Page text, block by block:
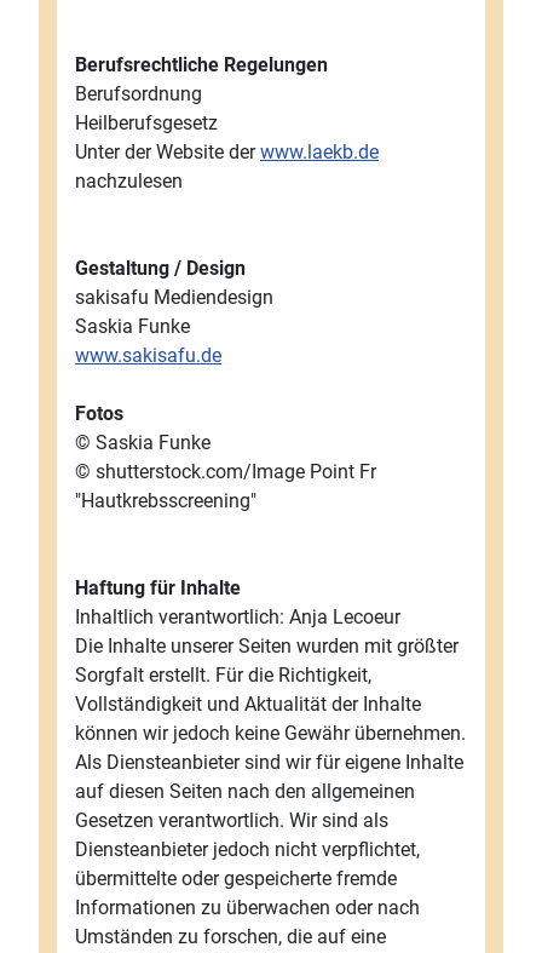
Berufsrechtliche Regelungen
Berufsordnung
Heilberufsgesetz
Unter der Website derwww.laekb.de
nachzulesen
Gestaltung / Design
sakisafu Mediendesign
Saskia Funke
www.sakisafu.de
Fotos
© Saskia Funke
© shutterstock.com/Image Point Fr
"Hautkrebsscreening"
Haftung für Inhalte
Inhaltlich verantwortlich: Anja Lecoeur
Die Inhalte unserer Seiten wurden mit größter
Sorgfalt erstellt. Für die Richtigkeit,
Vollständigkeit und Aktualität der Inhalte
können wir jedoch keine Gewähr übernehmen.
Als Diensteanbieter sind wir für eigene Inhalte
auf diesen Seiten nach den allgemeinen
Gesetzen verantwortlich. Wir sind als
Diensteanbieter jedoch nicht verpflichtet,
übermittelte oder gespeicherte fremde
Informationen zu überwachen oder nach
Umständen zu forschen, die auf eine